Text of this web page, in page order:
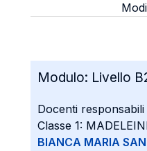
Modulo: Livello
Docenti responsabili
Classe 1:
BIANCA MARIA SAN